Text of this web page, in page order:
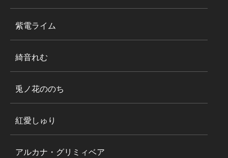
紫電ライム
綺音れむ
兎ノ花ののち
紅愛しゅり
アルカナ・グリミィベア